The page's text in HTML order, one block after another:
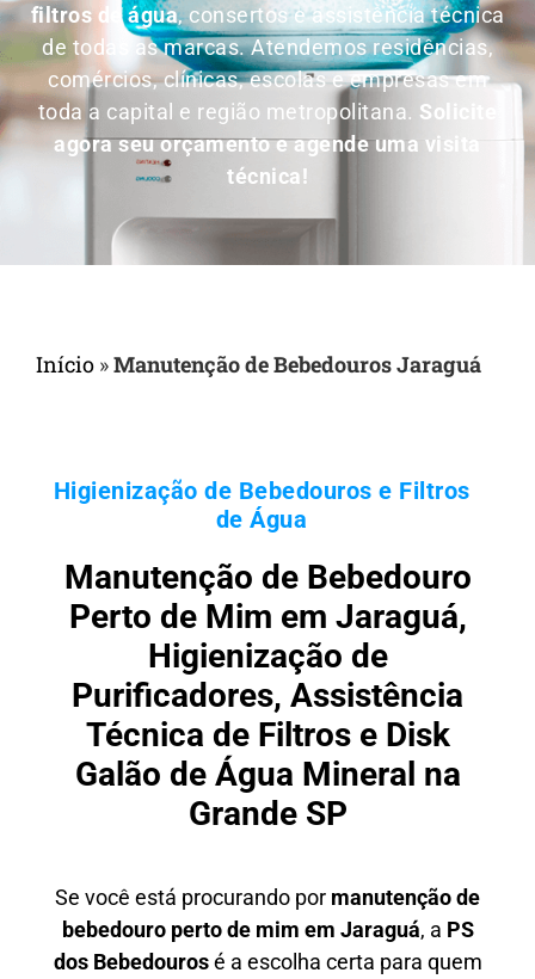
filtros de água, consertos e assistência técnica
de todas as marcas. Atendemos residências,
comércios, clínicas, escolas e empresas em
toda a capital e região metropolitana. Solicite
agora seu orçamento e agende uma visita
técnica!
Início »Manutenção de Bebedouros Jaraguá
Higienização de Bebedouros e Filtros
de Água
Manutenção de Bebedouro
Perto de Mim em Jaraguá,
Higienização de
Purificadores, Assistência
Técnica de Filtros e Disk
Galão de Água Mineral na
Grande SP
Se você está procurando por manutenção de
bebedouro perto de mim em Jaraguá, a PS
dos Bebedourosé a escolha certa para quem